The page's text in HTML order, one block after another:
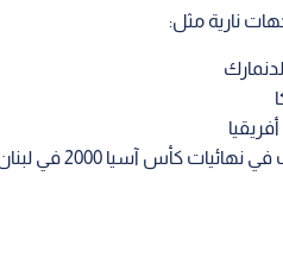
نارية مثل:
2000 في لبنان، ونسخة 2007 التي أقيمت في أربع دول آسيوية.